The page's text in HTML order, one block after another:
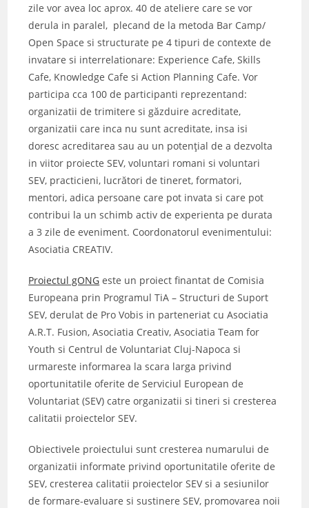
zile vor avea loc aprox. 40 de ateliere care se vor
derula in paralel, plecand de la metoda Bar Camp/
Open Space si structurate pe 4 tipuri de contexte de
invatare si interrelationare: Experience Cafe, Skills
Cafe, Knowledge Cafe si Action Planning Cafe. Vor
participa cca 100 de participanti reprezentand:
organizatii de trimitere si găzduire acreditate,
organizatii care inca nu sunt acreditate, insa isi
doresc acreditarea sau au un potenţial de a dezvolta
in viitor proiecte SEV, voluntari romani si voluntari
SEV, practicieni, lucrători de tineret, formatori,
mentori, adica persoane care pot invata si care pot
contribui la un schimb activ de experienta pe durata
a 3 zile de eveniment. Coordonatorul evenimentului:
Asociatia CREATIV.
Proiectul gONG este un proiect finantat de Comisia
Europeana prin Programul TiA – Structuri de Suport
SEV, derulat de Pro Vobis in parteneriat cu Asociatia
A.R.T. Fusion, Asociatia Creativ, Asociatia Team for
Youth si Centrul de Voluntariat Cluj-Napoca si
urmareste informarea la scara larga privind
oportunitatile oferite de Serviciul European de
Voluntariat (SEV) catre organizatii si tineri si cresterea
calitatii proiectelor SEV.
Obiectivele proiectului sunt cresterea numarului de
organizatii informate privind oportunitatile oferite de
SEV, cresterea calitatii proiectelor SEV si a sesiunilor
de formare-evaluare si sustinere SEV, promovarea noii